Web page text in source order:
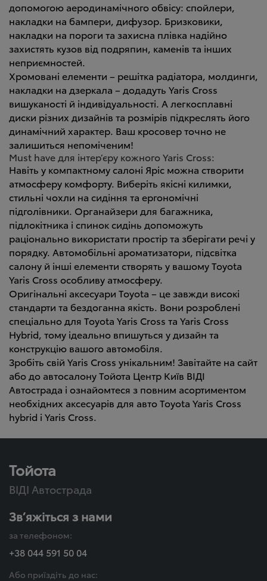
допомогою аеродинамічного обвісу: спойлери,
накладки на бампери, дифузор. Бризковики,
накладки на пороги та захисна плівка надійно
захистять кузов від подряпин, каменів та інших
неприємностей.
Хромовані елементи – решітка радіатора, молдинги,
накладки на дзеркала – додадуть Yaris Cross
вишуканості й індивідуальності. А легкосплавні
диски різних дизайнів та розмірів підкреслять його
динамічний характер. Ваш кросовер точно не
залишиться непоміченим!
Must have для інтер’єру кожного Yaris Cross:
Навіть у компактному салоні Яріс можна створити
атмосферу комфорту. Виберіть якісні килимки,
стильні чохли на сидіння та ергономічні
підголівники. Органайзери для багажника,
підлокітника і спинок сидінь допоможуть
раціонально використати простір та зберігати речі у
порядку. Автомобільні ароматизатори, підсвітка
салону й інші елементи створять у вашому Toyota
Yaris Cross особливу атмосферу.
Оригінальні аксесуари Toyota – це завжди високі
стандарти та бездоганна якість. Вони розроблені
спеціально для Toyota Yaris Cross та Yaris Cross
Hybrid, тому ідеально впишуться у дизайн та
конструкцію вашого автомобіля.
Зробіть свій Yaris Cross унікальним! Завітайте на сайт
або до автосалону Тойота Центр Київ ВІДІ
Автострада і ознайомтеся з повним асортиментом
необхідних аксесуарів для авто Toyota Yaris Cross
hybrid і Yaris Cross.
Тойота
ВІДІ Автострада
Зв’яжіться з нами
за телефоном:
+38 044 591 50 04
Або приїздіть до нас: